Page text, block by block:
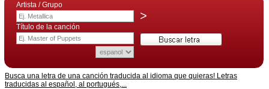
Artista / Grupo
>
Título de la canción
Busca una letra de una canción traducida al idioma que quieras! Letras
traducidas al español, al portugués,...